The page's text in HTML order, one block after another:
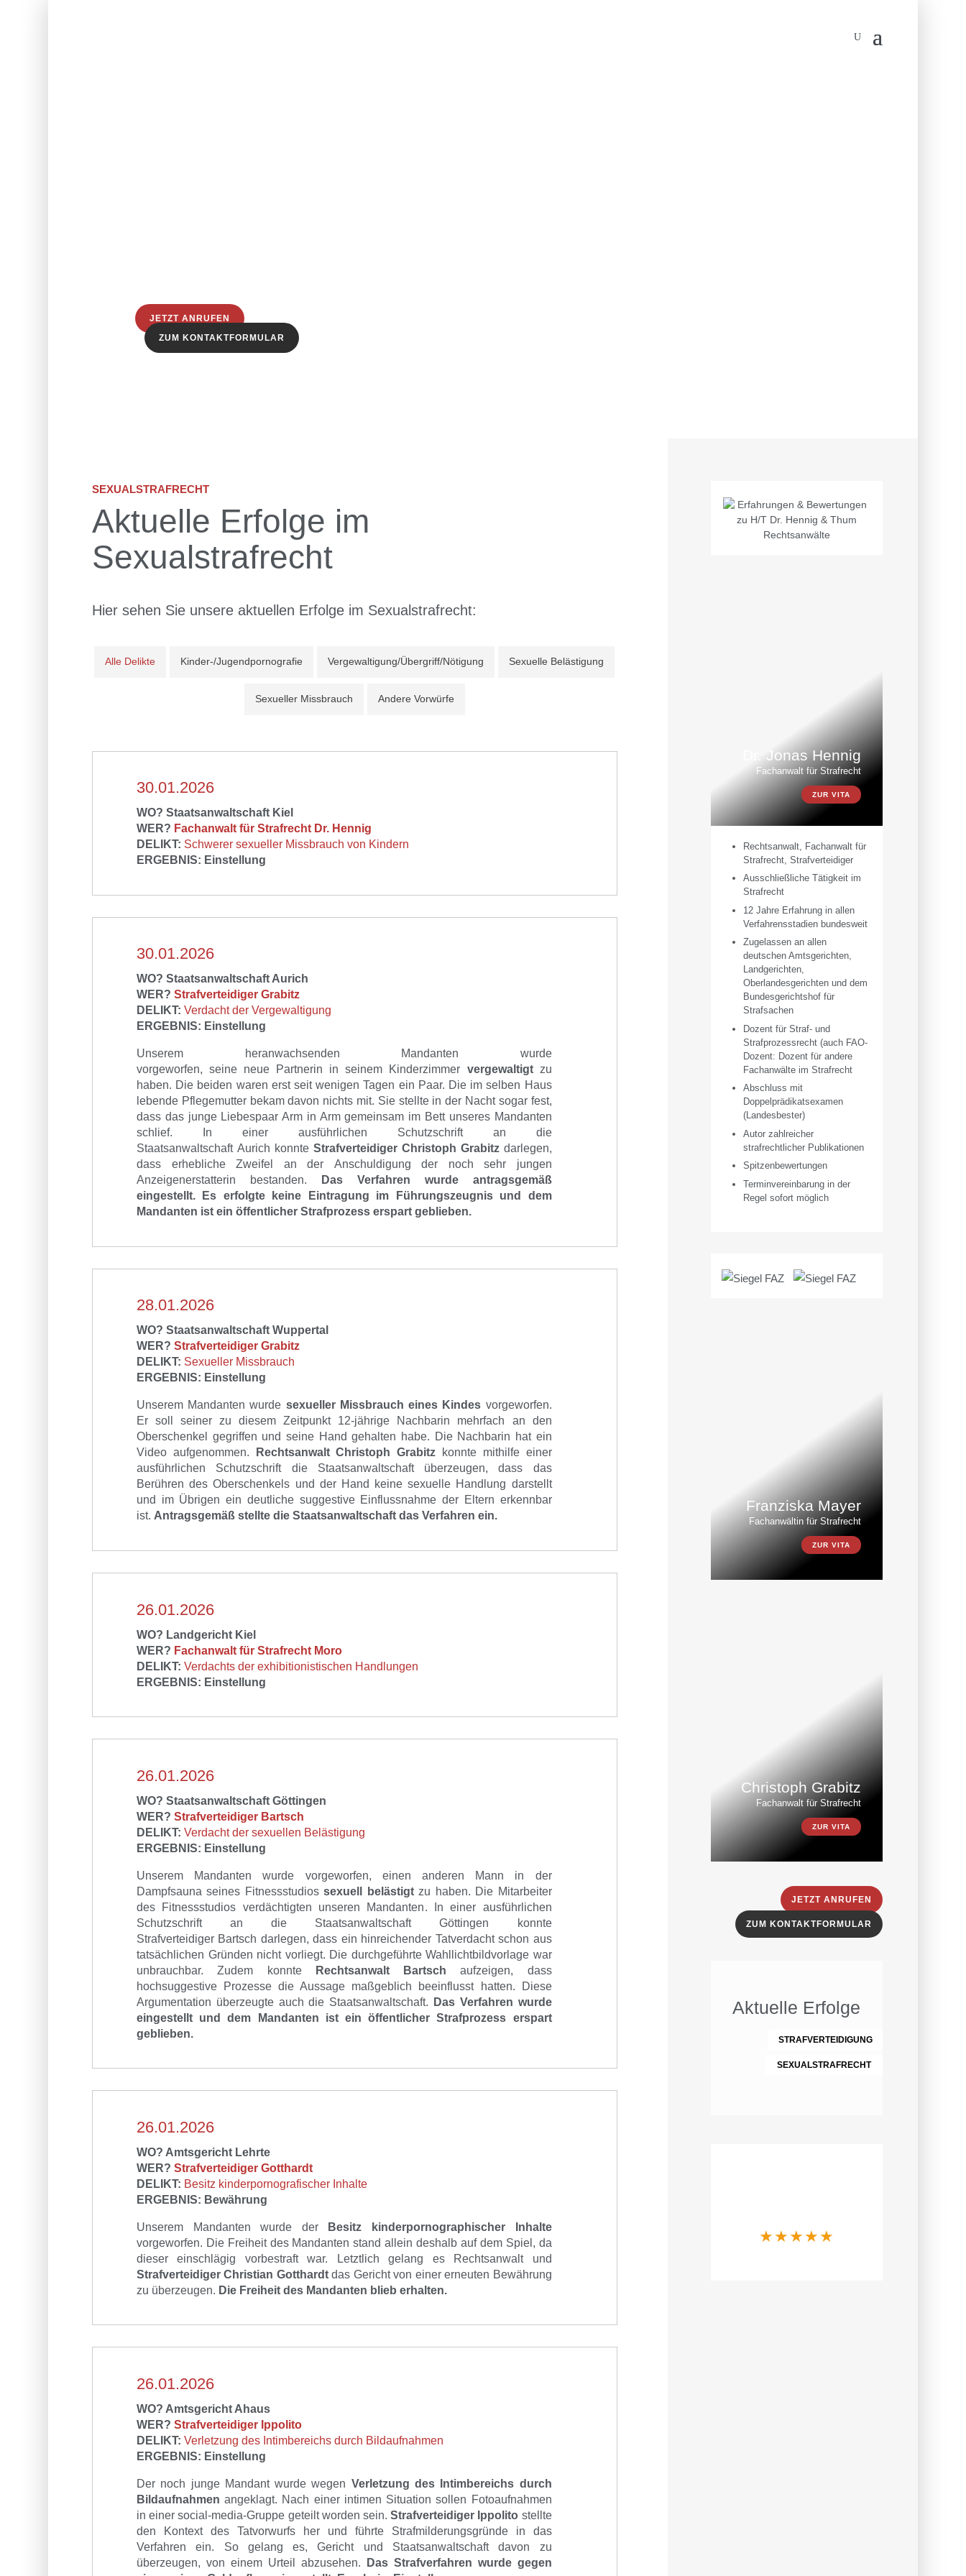
JETZT ANRUFEN
ZUM KONTAKTFORMULAR
SEXUALSTRAFRECHT
Aktuelle Erfolge im
Sexualstrafrecht
Hier sehen Sie unsere aktuellen Erfolgeim Sexualstrafrecht:
Alle Delikte Kinder-/Jugendpornografie Vergewaltigung/Übergriff/Nötigung Sexuelle Belästigung
Sexueller Missbrauch Andere Vorwürfe
30.01.2026
WO? Staatsanwaltschaft Kiel
WER? Fachanwalt für Strafrecht Dr. Hennig
DELIKT: Schwerer sexueller Missbrauch von Kindern
ERGEBNIS: Einstellung
30.01.2026
WO? Staatsanwaltschaft Aurich
WER?Strafverteidiger Grabitz
DELIKT: Verdacht der Vergewaltigung
ERGEBNIS: Einstellung
Unserem heranwachsenden Mandanten wurde
vorgeworfen,seine neue Partnerin in seinem Kinderzimmer vergewaltigtzu
haben. Die beiden waren erst seit wenigen Tagen ein Paar. Die im selben Haus
lebende Pflegemutter bekam davon nichts mit. Sie stellte in der Nacht sogar fest,
dass das junge Liebespaar Arm in Arm gemeinsam im Bett unseres Mandanten
schlief. In einer ausführlichen Schutzschrift an die
Staatsanwaltschaft Aurich konnte Strafverteidiger Christoph Grabitzdarlegen,
dass erhebliche Zweife an der Anschuldigung der noch sehr jungen
Anzeigenerstatterin bestanden. Das Verfahren wurde antragsgemäß
eingestellt.
Es erfolgtekeine Eintragung im Führungszeugnis und dem
Mandanten ist ein öffentlicher Strafprozesserspart geblieben.
28.01.2026
WO? Staatsanwaltschaft Wuppertal
WER?Strafverteidiger Grabitz
DELIKT: Sexueller Missbrauch
ERGEBNIS: Einstellung
Unserem Mandanten wurde sexueller Missbrauch eines Kindes vorgeworfen.
Er sollseiner zu diesem Zeitpunkt 12-jährige Nachbarin mehrfach an den
Oberschenkel gegriffen und seine Hand gehalten habe. Die Nachbarin hat ein
Video aufgenommen.
Rechtsanwalt Christoph Grabitz
konnte mithilfe einer
ausführlichen Schutzschrift die Staatsanwaltschaft überzeugen, dass das
Berühren des Oberschenkels und der Hand keine sexuelle Handlung darstellt
und im Übrigenein deutliche suggestive Einflussnahme der Eltern erkennbar
ist. Antragsgemäß stellte die Staatsanwaltschaft das Verfahren ein.
26.01.2026
WO? Landgericht Kiel
WER? Fachanwalt für Strafrecht Moro
DELIKT:Verdachts der exhibitionistischen Handlungen
ERGEBNIS: Einstellung
26.01.2026
WO? Staatsanwaltschaft Göttingen
WER?Strafverteidiger Bartsch
DELIKT: Verdacht der sexuellen Belästigung
ERGEBNIS: Einstellung
Unserem Mandanten wurde vorgeworfen, einen
anderen Mann in der
Dampfsauna seines Fitnessstudiossexuell belästigtzu haben. Die Mitarbeiter
des Fitnessstudios verdächtigten unseren Mandanten. In einer ausführlichen
Schutzschrift an die StaatsanwaltschaftGöttingen
konnte
Strafverteidiger Bartsch darlegen, dass ein hinreichender Tatverdachtschon aus
tatsächlichen Gründen nicht vorliegt. Die durchgeführte Wahllichtbildvorlage war
unbrauchbar.Zudem konnte Rechtsanwalt Bartsch aufzeigen, dass
hochsuggestive Prozesse die Aussage maßgeblich beeinflusst hatten.
Diese
Argumentation überzeugte auchdie Staatsanwaltschaft.
Das Verfahren wurde
eingestellt und dem Mandanten ist ein öffentlicher Strafprozess erspart
geblieben.
26.01.2026
WO? Amtsgericht Lehrte
WER?Strafverteidiger Gotthardt
DELIKT: Besitz kinderpornografischer Inhalte
ERGEBNIS: Bewährung
Unserem Mandanten wurde der
Besitz kinderpornographischer Inhalte
vorgeworfen. Die Freiheit des Mandanten stand allein deshalb auf dem Spiel, da
dieser einschlägig vorbestraft war. Letztlich gelang es Rechtsanwalt und
Strafverteidiger Christian Gotthardtdas Gericht von einer erneuten Bewährung
zu überzeugen. Die Freiheit des Mandanten blieb erhalten.
26.01.2026
WO? Amtsgericht Ahaus
WER?Strafverteidiger Ippolito
DELIKT:Verletzung des Intimbereichs durch Bildaufnahmen
ERGEBNIS: Einstellung
Der noch junge Mandant wurde wegen Verletzung des Intimbereichs durch
Bildaufnahmen angeklagt. Nach einer intimen Situation sollen Fotoaufnahmen
in einer social-media-Gruppe geteilt worden sein.Strafverteidiger Ippolito stellte
den Kontext des Tatvorwurfs her und führte Strafmilderungsgründe in das
Verfahren ein. So gelang es, Gericht und Staatsanwaltschaft davon zu
überzeugen, von einem Urteil abzusehen.
Das Strafverfahren wurde gegen
Dr. Jonas Hennig
Fachanwalt für Strafrecht
ZUR VITA
Rechtsanwalt, Fachanwalt für
Strafrecht, Strafverteidiger
Ausschließliche Tätigkeit im
Strafrecht
12 Jahre Erfahrung in allen
Verfahrensstadien bundesweit
Zugelassen an allen
deutschen Amtsgerichten,
Landgerichten,
Oberlandesgerichten und dem
Bundesgerichtshof für
Strafsachen
Dozent für Straf- und
Strafprozessrecht (auch FAO-
Dozent: Dozent für andere
Fachanwälte im Strafrecht
Abschluss mit
Doppelprädikatsexamen
(Landesbester)
Autor zahlreicher
strafrechtlicher Publikationen
Spitzenbewertungen
Terminvereinbarung in der
Regel sofort möglich
Franziska Mayer
Fachanwältin für Strafrecht
ZUR VITA
Christoph Grabitz
Fachanwalt für Strafrecht
ZUR VITA
JETZT ANRUFEN
ZUM KONTAKTFORMULAR
Aktuelle Erfolge
STRAFVERTEIDIGUNG
SEXUALSTRAFRECHT
★★★★★